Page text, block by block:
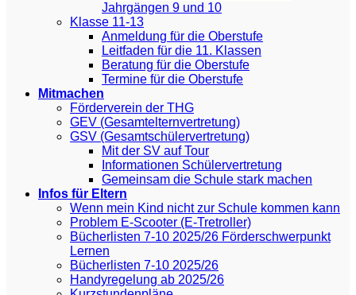
Jahrgängen 9 und 10
Klasse 11-13
Anmeldung für die Oberstufe
Leitfaden für die 11. Klassen
Beratung für die Oberstufe
Termine für die Oberstufe
Mitmachen
Förderverein der THG
GEV (Gesamtelternvertretung)
GSV (Gesamtschülervertretung)
Mit der SV auf Tour
Informationen Schülervertretung
Gemeinsam die Schule stark machen
Infos für Eltern
Wenn mein Kind nicht zur Schule kommen kann
Problem E-Scooter (E-Tretroller)
Bücherlisten 7-10 2025/26 Förderschwerpunkt
Lernen
Bücherlisten 7-10 2025/26
Handyregelung ab 2025/26